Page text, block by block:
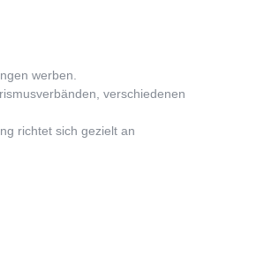
werben.
verschiedenen
richtet sich gezielt an